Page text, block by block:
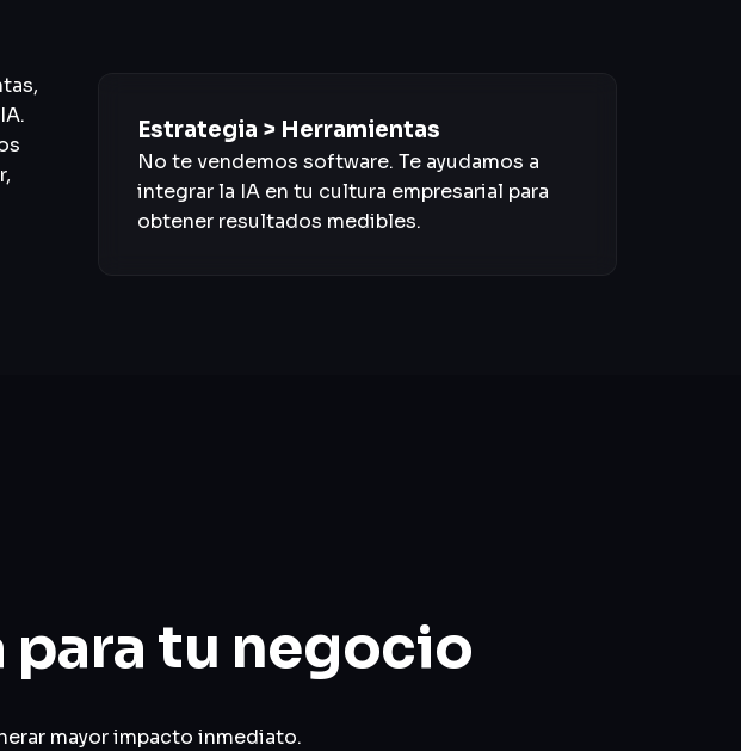
Estrategia > Herramientas
No te vendemos software. Te ayudamos a
integrar la IA en tu cultura empresarial para
obtener resultados medibles.
para tu negocio
mayor impacto inmediato.